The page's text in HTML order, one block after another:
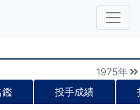
1975年
鑑 投手成績